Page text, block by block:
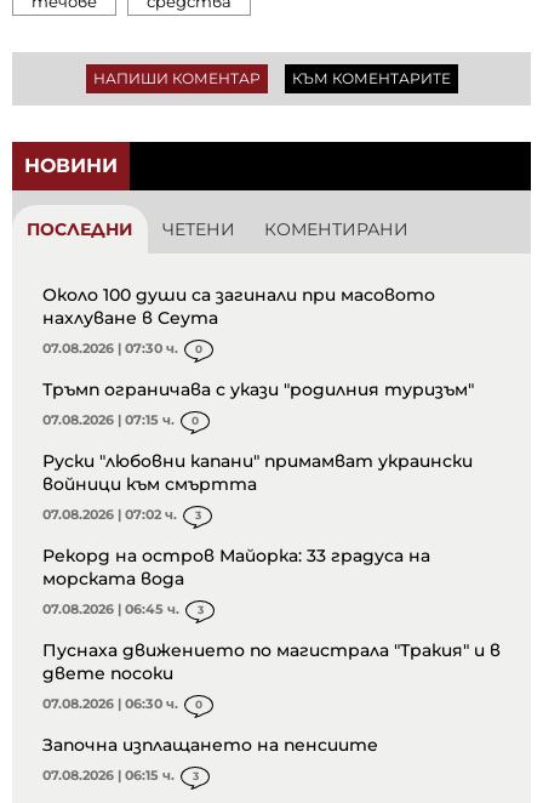
НАПИШИ КОМЕНТАР КЪМ КОМЕНТАРИТЕ
НОВИНИ
ПОСЛЕДНИ ЧЕТЕНИ КОМЕНТИРАНИ
Около 100 души са загинали при масовото
нахлуване в Сеута
07.08.2026 | 07:30 ч. 0
Тръмп ограничава с укази "родилния туризъм"
07.08.2026 | 07:15 ч. 0
Руски "любовни капани" примамват украински
войници към смъртта
07.08.2026 | 07:02 ч. 3
Рекорд на остров Майорка: 33 градуса на
морската вода
07.08.2026 | 06:45 ч. 3
Пуснаха движението по магистрала "Тракия" и в
двете посоки
07.08.2026 | 06:30 ч. 0
Започна изплащането на пенсиите
07.08.2026 | 06:15 ч. 3